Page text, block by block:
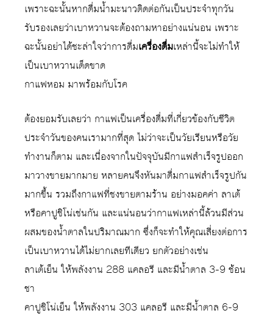
เพราะฉะนั้นหากดื่มน้ำมะนาวติดต่อกันเป็นประจำทุกวัน
รับรองเลยว่าเบาหวานจะต้องถามหาอย่างแน่นอน เพราะ
ฉะนั้นอย่าได้ชะล่าใจว่าการดื่มเครื่องดื่มเหล่านี้จะไม่ทำให้
เป็นเบาหวานเด็ดขาด
กาแฟหอม มาพร้อมกับโรค
ต้องยอมรับเลยว่า กาแฟเป็นเครื่องดื่มที่เกี่ยวข้องกับชีวิต
ประจำวันของคนเรามากที่สุด ไม่ว่าจะเป็นวัยเรียนหรือวัย
ทำงานก็ตาม และเนื่องจากในปัจจุบันมีกาแฟสำเร็จรูปออก
มาวางขายมากมาย หลายคนจึงหันมาดื่มกาแฟสำเร็จรูปกัน
มากขึ้น รวมถึงกาแฟที่ชงขายตามร้าน อย่างมอคค่า ลาเต้
หรือคาปูชิโน่เช่นกัน และแน่นอนว่ากาแฟเหล่านี้ล้วนมีส่วน
ผสมของน้ำตาลในปริมาณมาก ซึ่งก็จะทำให้คุณเสี่ยงต่อการ
เป็นเบาหวานได้ไม่ยากเลยทีเดียว ยกตัวอย่างเช่น
ลาเต้เย็น ให้พลังงาน 288 แคลอรี และมีน้ำตาล 3-9 ช้อน
ชา
คาปูชิโน่เย็น ให้พลังงาน 303 แคลอรี และมีน้ำตาล 6-9